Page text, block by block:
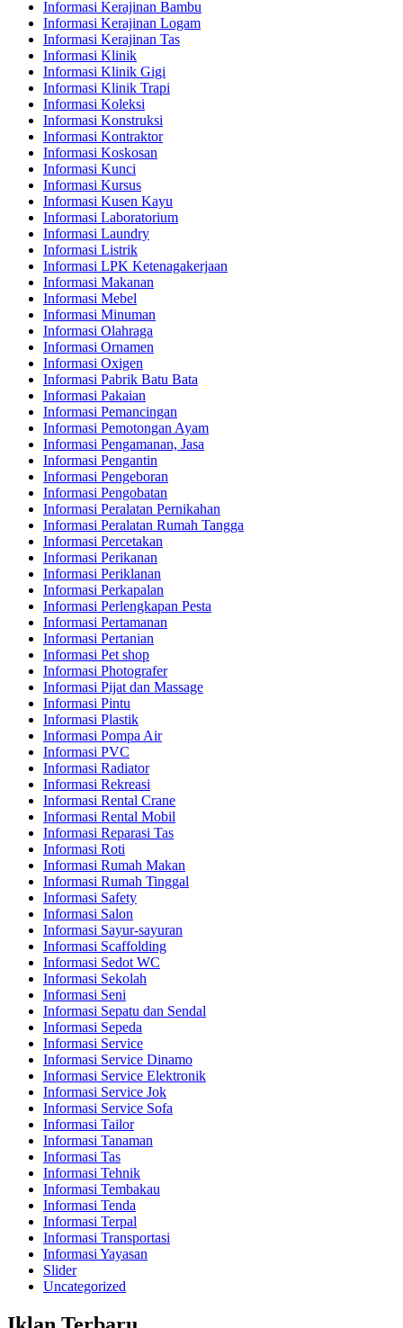
Informasi Kerajinan Bambu
Informasi Kerajinan Logam
Informasi Kerajinan Tas
Informasi Klinik
Informasi Klinik Gigi
Informasi Klinik Trapi
Informasi Koleksi
Informasi Konstruksi
Informasi Kontraktor
Informasi Koskosan
Informasi Kunci
Informasi Kursus
Informasi Kusen Kayu
Informasi Laboratorium
Informasi Laundry
Informasi Listrik
Informasi LPK Ketenagakerjaan
Informasi Makanan
Informasi Mebel
Informasi Minuman
Informasi Olahraga
Informasi Ornamen
Informasi Oxigen
Informasi Pabrik Batu Bata
Informasi Pakaian
Informasi Pemancingan
Informasi Pemotongan Ayam
Informasi Pengamanan, Jasa
Informasi Pengantin
Informasi Pengeboran
Informasi Pengobatan
Informasi Peralatan Pernikahan
Informasi Peralatan Rumah Tangga
Informasi Percetakan
Informasi Perikanan
Informasi Periklanan
Informasi Perkapalan
Informasi Perlengkapan Pesta
Informasi Pertamanan
Informasi Pertanian
Informasi Pet shop
Informasi Photografer
Informasi Pijat dan Massage
Informasi Pintu
Informasi Plastik
Informasi Pompa Air
Informasi PVC
Informasi Radiator
Informasi Rekreasi
Informasi Rental Crane
Informasi Rental Mobil
Informasi Reparasi Tas
Informasi Roti
Informasi Rumah Makan
Informasi Rumah Tinggal
Informasi Safety
Informasi Salon
Informasi Sayur-sayuran
Informasi Scaffolding
Informasi Sedot WC
Informasi Sekolah
Informasi Seni
Informasi Sepatu dan Sendal
Informasi Sepeda
Informasi Service
Informasi Service Dinamo
Informasi Service Elektronik
Informasi Service Jok
Informasi Service Sofa
Informasi Tailor
Informasi Tanaman
Informasi Tas
Informasi Tehnik
Informasi Tembakau
Informasi Tenda
Informasi Terpal
Informasi Transportasi
Informasi Yayasan
Slider
Uncategorized